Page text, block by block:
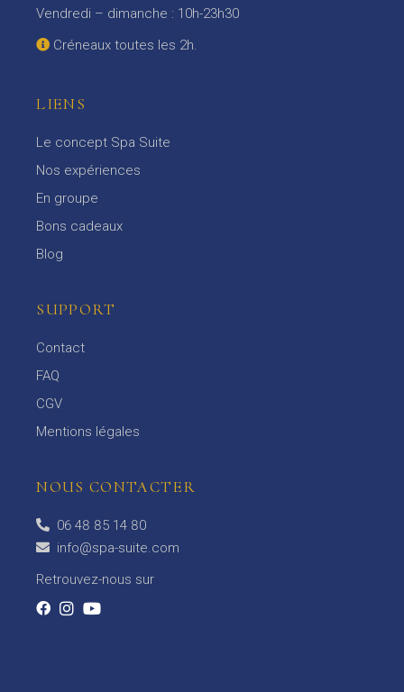
Vendredi – dimanche : 10h-23h30
Créneaux toutes les 2h.
LIENS
Le concept Spa Suite
Nos expériences
En groupe
Bons cadeaux
Blog
SUPPORT
Contact
FAQ
CGV
Mentions légales
NOUS CONTACTER
06 48 85 14 80
info@spa-suite.com
Retrouvez-nous sur